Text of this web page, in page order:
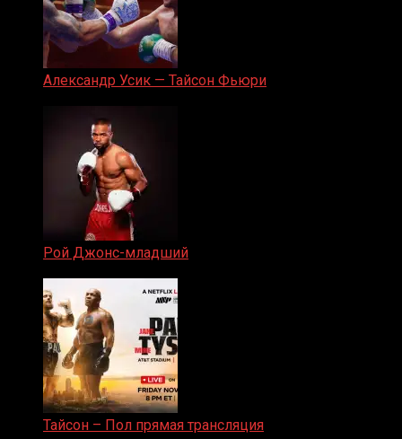
Александр Усик — Тайсон Фьюри
Рой Джонс-младший
Тайсон – Пол прямая трансляция